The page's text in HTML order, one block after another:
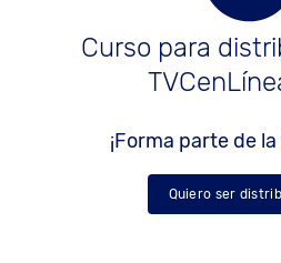
Curso para
¡Forma parte de
Quiero ser